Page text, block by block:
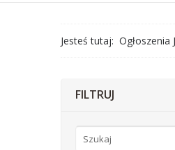
Jesteś tutaj: Ogłoszenia
FILTRUJ